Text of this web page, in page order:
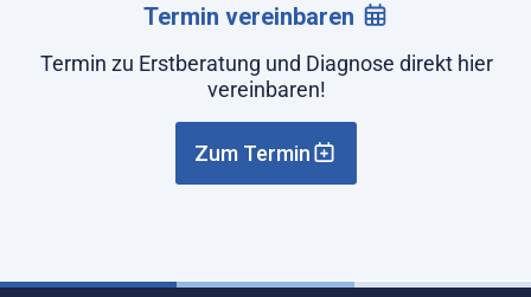
Termin vereinbaren
Termin zu Erstberatung und Diagnose direkt hier
vereinbaren!
Zum Termin